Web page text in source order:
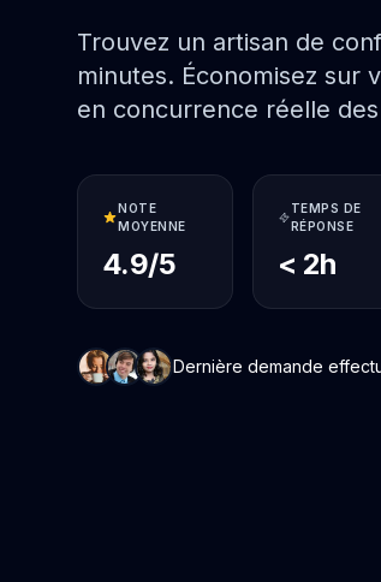
Trouvez un artisan de
minutes. Économisez sur
en concurrence réelle
NOTE
MOYENNE
4.9/5
TEMPS DE
RÉPONSE
< 2h
Dernière demande